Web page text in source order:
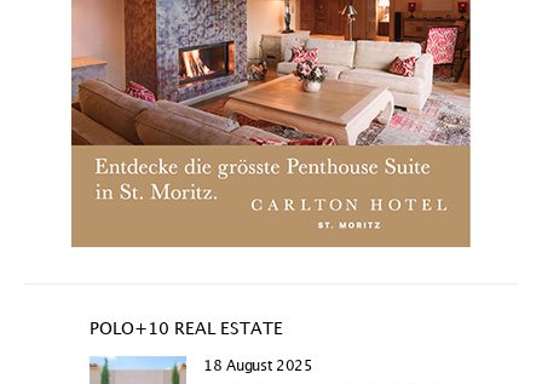
POLO+10 REAL ESTATE
18 August 2025